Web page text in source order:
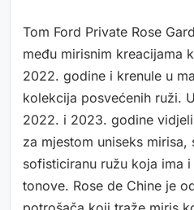
Tom Ford Private Rose
među mirisnim kreacijama
2022. godine i krenule u
kolekcija posvećenih ruži.
2022. i 2023. godine
za mjestom uniseks mirisa,
sofisticiranu ružu koja ima
tonove. Rose de Chine je